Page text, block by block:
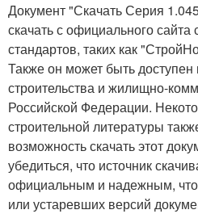
Документ "Скачать Серия
скачать с официального
стандартов, таких как
Также он может быть
строительства и жилищно-
Российской Федерации.
строительной литературы
возможность скачать этот
убедиться, что источник
официальным и надежным,
или устаревших версий